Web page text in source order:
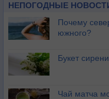
НЕПОГОДНЫЕ
Почему
южного?
Букет
Чай матча